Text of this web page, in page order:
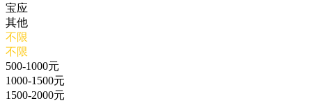
宝应
其他
不限
不限
500-1000元
1000-1500元
1500-2000元